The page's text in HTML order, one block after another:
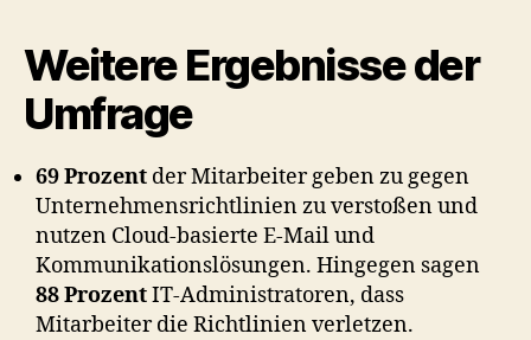
Weitere Ergebnisse der
Umfrage
69 Prozent der Mitarbeiter geben zu gegen
Unternehmensrichtlinien zu verstoßen und
nutzen Cloud-basierte E-Mail und
Kommunikationslösungen. Hingegen sagen
88 ProzentIT-Administratoren, dass
Mitarbeiter die Richtlinien verletzen.